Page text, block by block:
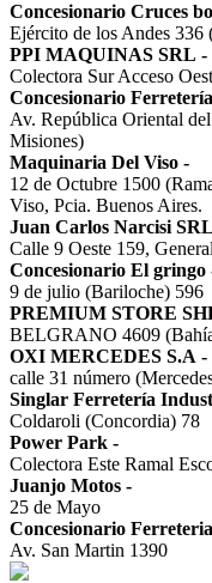
Concesionario Cruces
Ejército de los Andes
PPI MAQUINAS SRL -
Colectora Sur Acceso
Concesionario
Av. República Oriental
Misiones)
Maquinaria Del Viso -
12 de Octubre 1500
Viso, Pcia. Buenos Aires.
Juan Carlos Narcisi SRL
Calle 9 Oeste 159,
Concesionario El gringo
9 de julio (Bariloche) 596
PREMIUM STORE
BELGRANO 4609
OXI MERCEDES S.A -
calle 31 número
Singlar Ferretería
Coldaroli (Concordia) 78
Power Park -
Colectora Este Ramal
Juanjo Motos -
25 de Mayo
Concesionario
Av. San Martin 1390